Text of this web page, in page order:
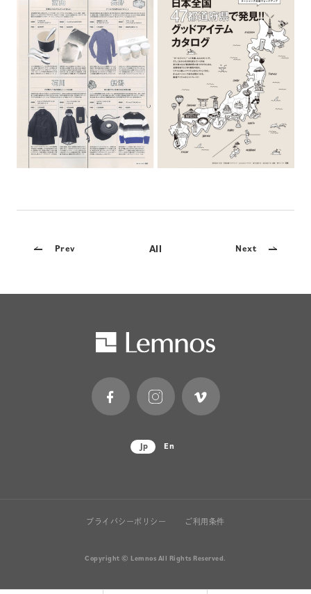
Prev All Next
Jp En
プライバシーポリシー ご利用条件
Copyright © Lemnos All Rights Reserved.